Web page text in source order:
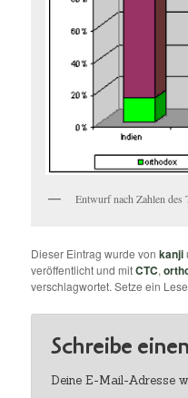
Entwurf nach Zahlen des
Dieser Eintrag wurde vonkanji
veröffentlicht und mitCTC,
verschlagwortet. Setze ein
Schreibe
Deine E-Mail-Adresse